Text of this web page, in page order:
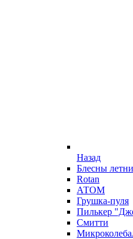
Назад
Блесны
Rotan
АТОМ
Грушка-пуля
Пилькер
Смитти